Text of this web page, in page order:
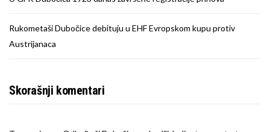
Rukometaši Dubočice debituju u EHF Evropskom kupu protiv
Austrijanaca
Skorašnji komentari